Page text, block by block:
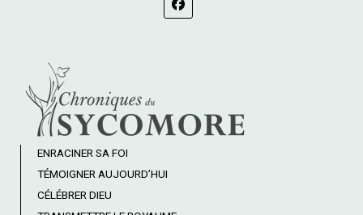
ENRACINER SA FOI
TÉMOIGNER AUJOURD’HUI
CÉLÉBRER DIEU